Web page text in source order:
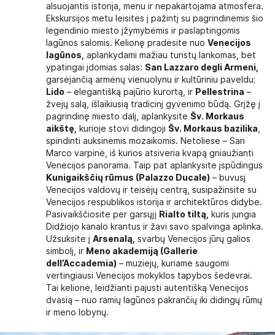
alsuojantis istorija, menu ir nepakartojama atmosfera.
Ekskursijos metu leisitės į pažintį su pagrindinėmis šio
legendinio miesto įžymybėmis ir paslaptingomis
lagūnos salomis. Kelionę pradėsite nuoVenecijos
lagūnos, aplankydami mažiau turistų lankomas, bet
ypatingai įdomias salas: San Lazzaro degli Armeni,
garsėjančią armėnų vienuolynu ir kultūriniu paveldu;
Lido – elegantišką pajūrio kurortą, ir Pellestrina –
žvejų salą, išlaikiusią tradicinį gyvenimo būdą. Grįžę į
pagrindinę miesto dalį, aplankysite Šv. Morkaus
aikštę, kurioje stovi didingoji Šv. Morkaus bazilika
spindinti auksinėmis mozaikomis. Netoliese – San
Marco varpinė, iš kurios atsiveria kvapą gniaužianti
Venecijos panorama. Taip pat aplankysite įspūdingus
Kunigaikščių rūmus (Palazzo Ducale) – buvusį
Venecijos valdovų ir teisėjų centrą, susipažinsite su
Venecijos respublikos istorija ir architektūros didybe.
Pasivaikščiosite per garsųjį Rialto tiltą, kuris jungia
Didžiojo kanalo krantus ir žavi savo spalvinga aplinka.
Užsuksite įArsenalą, svarbų Venecijos jūrų galios
simbolį, ir Meno akademiją (Gallerie
dell’Accademia) – muziejų, kuriame saugomi
vertingiausi Venecijos mokyklos tapybos šedevrai.
Tai kelionė, leidžianti pajusti autentišką Venecijos
dvasią – nuo ramių lagūnos pakrančių iki didingų rūmų
ir meno lobynų.